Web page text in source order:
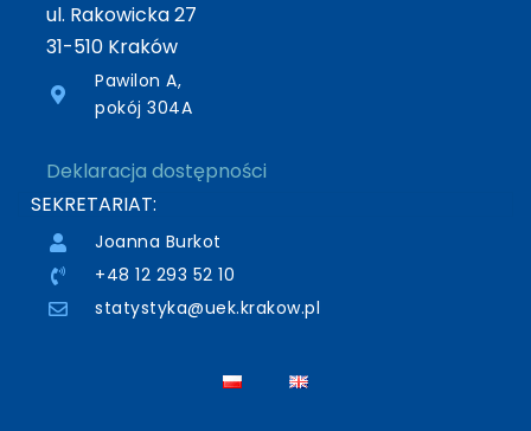
ul. Rakowicka 27
31-510 Kraków
Pawilon A,
pokój 304A
Deklaracja dostępności
SEKRETARIAT:
Joanna Burkot
+48 12 293 52 10
statystyka@uek.krakow.pl